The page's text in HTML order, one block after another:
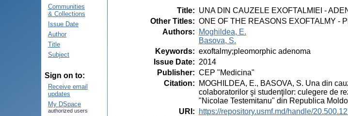
Communities
& Collections
Issue Date
Author
Title
Subject
Sign on to:
Receive email
updates
My DSpace
authorized users
Title: UNA DIN CAUZELE EXOFTALMIEI -
Other Titles: ONE OF THE REASONS EXOFTALMY -
Authors:
Moghildea, E.
Basova, S.
Keywords: exoftalmy;pleomorphic adenoma
Issue Date: 2014
Publisher: CEP "Medicina"
Citation:
MOGHILDEA, E., BASOVA, S. Una din
colaboratorilor şi studenţilor: culegere de
"Nicolae Testemitanu" din Republica
URI :
https://repository.usmf.md/handle/